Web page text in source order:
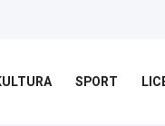
SPORT